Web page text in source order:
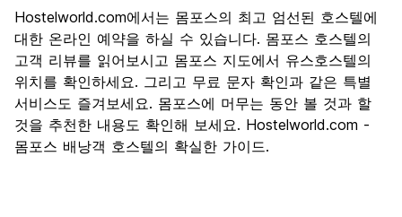
문화
10.0
나이트 라이프
6.0
가격 대비 만족도
10.0
Hostelworld.com에서는 몸포스의 최고 엄선된 호스텔에
대한 온라인 예약을 하실 수 있습니다. 몸포스 호스텔의
고객 리뷰를 읽어보시고 몸포스 지도에서 유스호스텔의
위치를 확인하세요. 그리고 무료 문자 확인과 같은 특별
서비스도 즐겨보세요. 몸포스에 머무는 동안 볼 것과 할
것을 추천한 내용도 확인해 보세요. Hostelworld.com -
몸포스 배낭객 호스텔의 확실한 가이드.